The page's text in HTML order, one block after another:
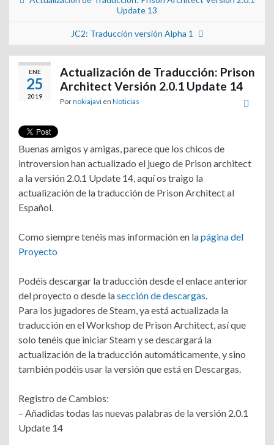
Update 13
JC2: Traducción versión Alpha 1
ENE
25
2019
Actualización de Traducción: Prison
Architect Versión 2.0.1 Update 14
Pornokiajavi en Noticias
Buenas amigos y amigas, parece que los chicos de
introversion han actualizado el juego de Prison architect
a la versión 2.0.1 Update 14, aquí os traigo la
actualización de la traducción de Prison Architect al
Español.
Como siempre tenéis mas información en lapágina del
Proyecto
Podéis descargar la traducción desde el enlace anterior
del proyecto o desde lasección de descargas
Para los jugadores de Steam, ya está actualizada la
traducción en el Workshop de Prison Architect, así que
solo tenéis que iniciar Steam y se descargará la
actualización de la traducción automáticamente, y sino
también podéis usar la versión que está en Descargas.
Registro de Cambios:
– Añadidas todas las nuevas palabras de la versión 2.0.1
Update 14